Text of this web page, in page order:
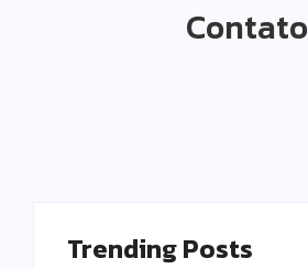
Contato
Trending Posts